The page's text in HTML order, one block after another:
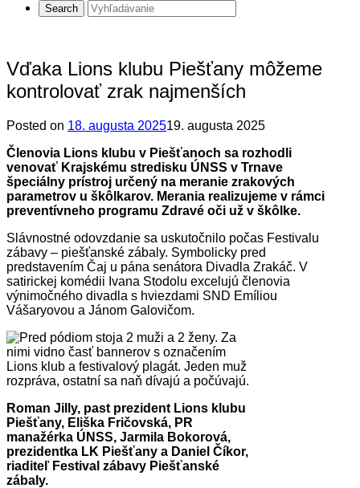
Vďaka Lions klubu Piešťany môžeme
kontrolovať zrak najmenších
Posted on 18. augusta 202519. augusta 2025
Členovia Lions klubu v Piešťanoch sa rozhodli
venovať Krajskému stredisku ÚNSS v Trnave
špeciálny prístroj určený na meranie zrakových
parametrov u škôlkarov. Merania realizujeme v rámci
preventívneho programu Zdravé oči už v škôlke.
Slávnostné odovzdanie sa uskutočnilo počas Festivalu
zábavy – piešťanské zábaly. Symbolicky pred
predstavením Čaj u pána senátora Divadla Zrakáč. V
satirickej komédii Ivana Stodolu excelujú členovia
výnimočného divadla s hviezdami SND Emíliou
Vášaryovou a Jánom Galovičom.
Roman Jilly, past prezident Lions klubu
Piešťany, Eliška Fričovská, PR
manažérka ÚNSS, Jarmila Bokorová,
prezidentka LK Piešťany a Daniel Číkor,
riaditeľ Festival zábavy Piešťanské
zábaly.